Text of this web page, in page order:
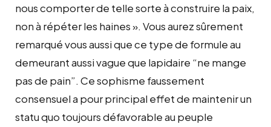
nous comporter de telle sorte à construire la paix,
non à répéter les haines ». Vous aurez sûrement
remarqué vous aussi quece type de formule au
demeurant aussi vague que lapidaire “ne mange
pas de pain”. Ce sophisme faussement
consensuel a pour principal effet de maintenir un
statu quo toujours défavorable au peuple